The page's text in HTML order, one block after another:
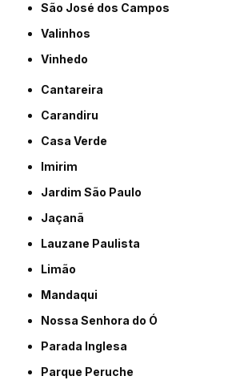
São José dos Campos
Valinhos
Vinhedo
Cantareira
Carandiru
Casa Verde
Imirim
Jardim São Paulo
Jaçanã
Lauzane Paulista
Limão
Mandaqui
Nossa Senhora do Ó
Parada Inglesa
Parque Peruche